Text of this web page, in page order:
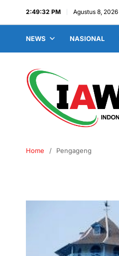
2:49:33 PM Agustus 8, 2026
NEWS NASIONAL
Home Pengageng